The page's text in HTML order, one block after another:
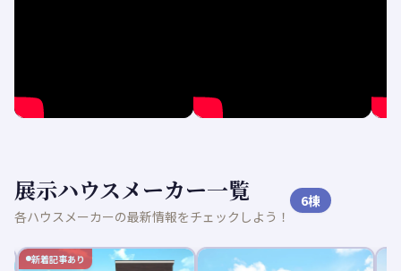
展示ハウスメーカー一覧
各ハウスメーカーの最新情報をチェックしよう！
6棟
新着記事あり